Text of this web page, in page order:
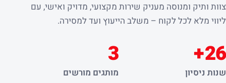
צוות ותיק ומנוסה מעניק שירות מקצועי, מדויק ואישי, עם
ליווי מלא לכל לקוח – משלב הייעוץ ועד למסירה.
26+
שנות ניסיון
3
מותגים מורשים